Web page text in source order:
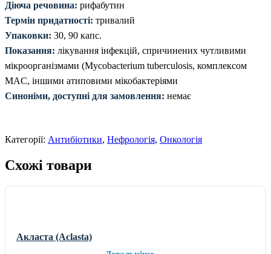
Діюча речовина: рифабутин
Термін придатності: тривалий
Упаковки: 30, 90 капс.
Показання: лікування інфекцій, спричинених чутливими
мікроорганізмами (Mycobacterium tuberculosis, комплексом
MAC, іншими атиповими мікобактеріями
Синоніми, доступні для замовлення: немає
Категорії: Антибіотики, Нефрологія, Онкологія
Схожі товари
Акласта (Aclasta)